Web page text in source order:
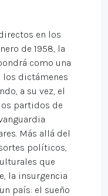
en los
de 1958, la
como una
dictámenes
a su vez, el
partidos de
Más allá del
políticos,
que
la insurgencia
país: el sueño